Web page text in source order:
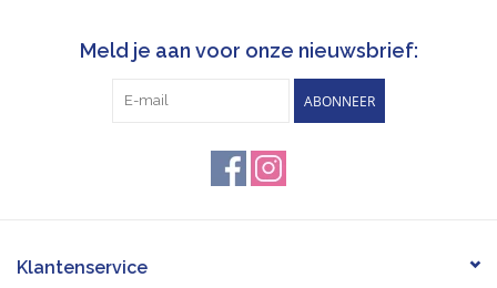
Meld je aan voor onze nieuwsbrief:
ABONNEER
Klantenservice